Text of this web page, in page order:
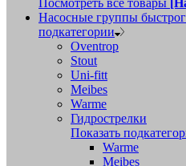
Посмотреть все товары
Насосные группы
подкатегории
Oventrop
Stout
Uni-fitt
Meibes
Warme
Гидрострелки
Показать
Warme
Meibes